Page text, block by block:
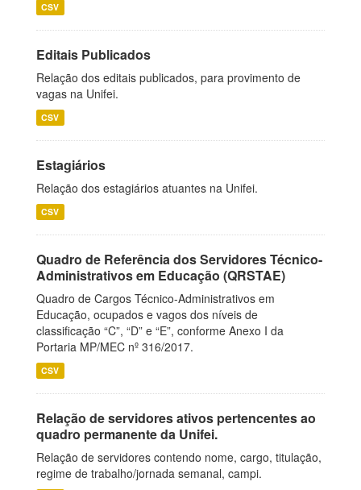
CSV
Editais Publicados
Relação dos editais publicados, para provimento de
vagas na Unifei.
CSV
Estagiários
Relação dos estagiários atuantes na Unifei.
CSV
Quadro de Referência dos Servidores Técnico-
Administrativos em Educação (QRSTAE)
Quadro de Cargos Técnico-Administrativos em
Educação, ocupados e vagos dos níveis de
classificação “C”, “D” e “E”, conforme Anexo I da
Portaria MP/MEC nº 316/2017.
CSV
Relação de servidores ativos pertencentes ao
quadro permanente da Unifei.
Relação de servidores contendo nome, cargo, titulação,
regime de trabalho/jornada semanal, campi.